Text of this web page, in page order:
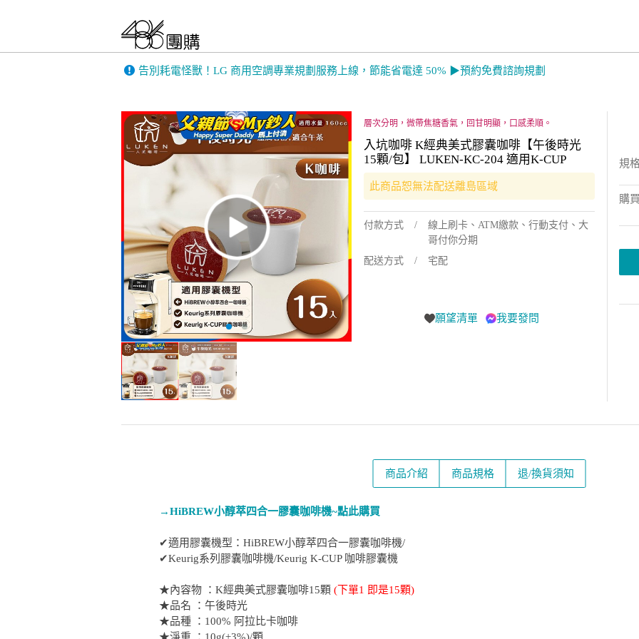
告別耗電怪獸！LG 商用空調專業規劃服務上線，節能省電達 50% ▶預約免費諮詢規劃
層次分明，微帶焦糖香氣，回甘明顯，口感柔順。
入坑咖啡 K經典美式膠囊咖啡【午後時光
15顆/包】 LUKEN-KC-204 適用K-CUP
此商品恕無法配送離島區域
付款方式
線上刷卡、ATM繳款、行動支付、大
哥付你分期
配送方式
宅配
規
購
願望清單 我要發問
商品介紹 商品規格 退/換貨須知
→HiBREW小醇萃四合一膠囊咖啡機~點此購買
✔適用膠囊機型：HiBREW小醇萃四合一膠囊咖啡機/
✔Keurig系列膠囊咖啡機/Keurig K-CUP 咖啡膠囊機
★內容物 ：K經典美式膠囊咖啡15顆 (下單1 即是15顆)
★品名 ：午後時光
★品種 ：100% 阿拉比卡咖啡